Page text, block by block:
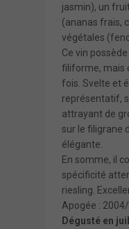
jasmin), un
(ananas frais,
végétales
Ce vin
filiforme, mais
fois. Svelte et
représentatif,
attrayant de
sur le filigrane
élégante.
En somme, il
spécificité
riesling.
Apogée : 2004/
Dégusté en